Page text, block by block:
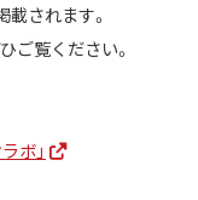
載されます。
ご覧ください。
ボ」